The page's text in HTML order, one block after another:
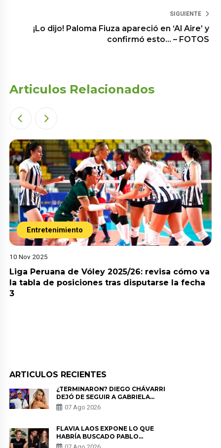
SIGUIENTE
¡Lo dijo! Paloma Fiuza apareció en ‘Al Aire’ y
confirmó esto… – FOTOS
Articulos Relacionados
Entretenimiento
10 Nov 2025
Liga Peruana de Vóley 2025/26: revisa cómo va
la tabla de posiciones tras disputarse la fecha
3
ARTICULOS RECIENTES
¿TERMINARON? DIEGO CHÁVARRI
DEJÓ DE SEGUIR A GABRIELA
HERRERA Y ANUNCIA SU SALIDA
DE PÓDCAST
07 Ago 2026
FLAVIA LAOS EXPONE LO QUE
HABRÍA BUSCADO PABLO
HEREDIA CON ALE FULLER: “UNA